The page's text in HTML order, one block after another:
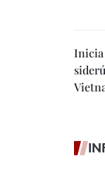
Inicia